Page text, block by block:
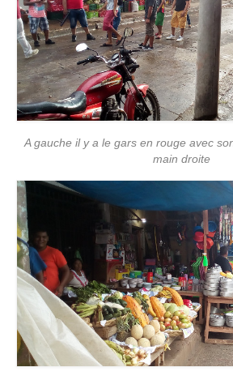
A gauche il y a le gars en rouge avec
main droite